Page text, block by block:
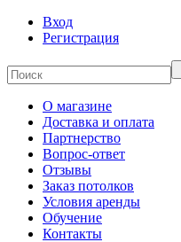
Вход
Регистрация
О магазине
Доставка и оплата
Партнерство
Вопрос-ответ
Отзывы
Заказ потолков
Условия аренды
Обучение
Контакты